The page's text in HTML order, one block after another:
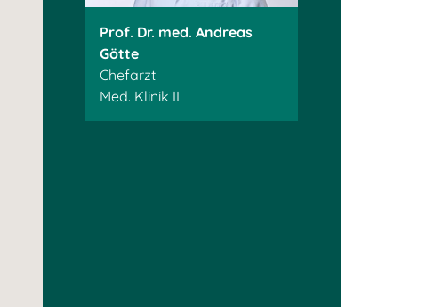
Prof. Dr. med. Andreas
Götte
Chefarzt
Med. Klinik II